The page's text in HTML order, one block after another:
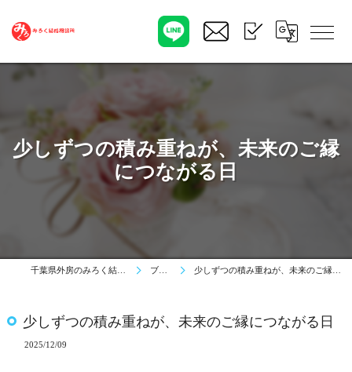
少しずつの積み重ねが、未来のご縁
につながる日
千葉県外房のみろく結婚相談所 ブログ 少しずつの積み重ねが、未来のご縁につながる日
少しずつの積み重ねが、未来のご縁につながる日
2025/12/09